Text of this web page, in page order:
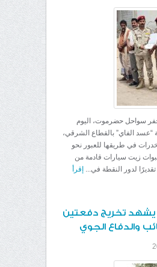
سواحل حضرموت، اليوم
“عسد الفاي” بالقطاع الشرقي،
في طريقها للعبور نحو
زيت سيارات قادمة من
تقديرًا لدور النقطة في... إقرأ
يشهد تخريج دفعتين
والدفاع الجوي